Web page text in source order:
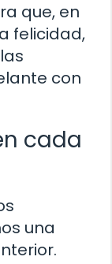
que, en
felicidad,
con
cada
una